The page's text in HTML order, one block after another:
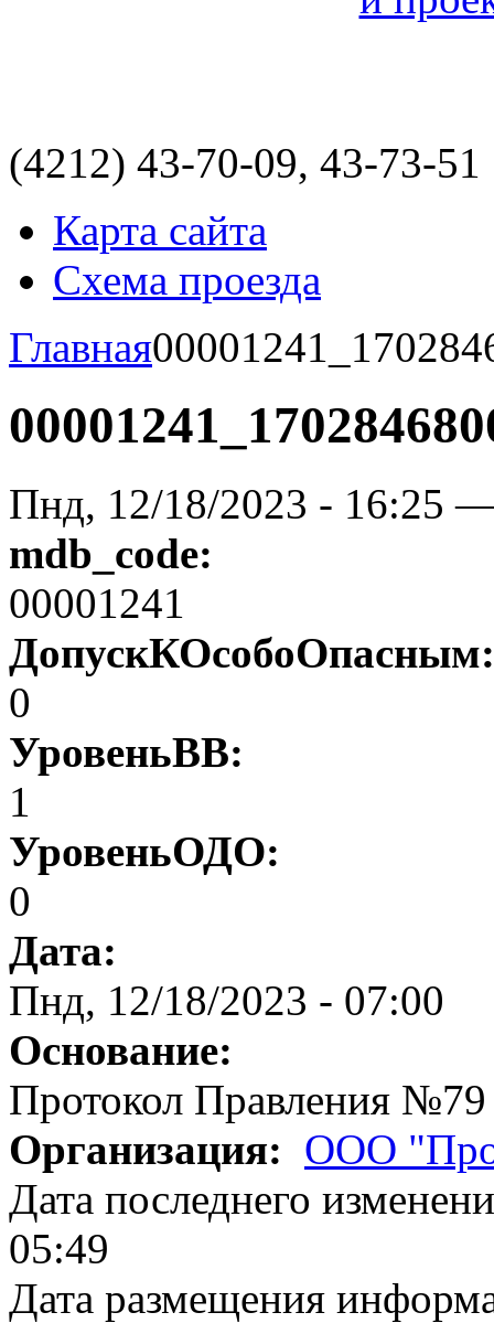
(4212) 43-70-09, 43-73-51
Карта сайта
Схема проезда
Главная
Пнд, 12/18/2023 - 16:25
mdb_code:
00001241
0
УровеньВВ:
1
УровеньОДО:
0
Дата:
Пнд, 12/18/2023 - 07:00
Основание:
Протокол Правления №79
Организация: ООО
Дата последнего
05:49
Дата размещения